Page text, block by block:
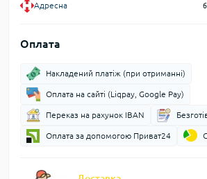
Адресна
Оплата
Накладений платіж (при отриманні)
Оплата на сайті (Liqpay, Google Pay)
Переказ на рахунок IBAN
Оплата за допомогою Приват24